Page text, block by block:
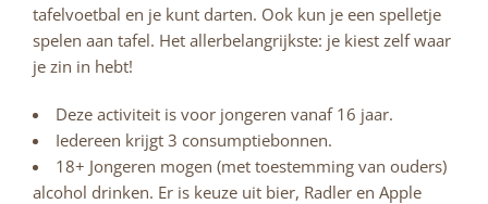
tafelvoetbal en je kunt darten. Ook kun je een spelletje
spelen aan tafel. Het allerbelangrijkste: je kiest zelf waar
je zin in hebt!
Deze activiteit is voor jongeren vanaf 16 jaar.
Iedereen krijgt 3 consumptiebonnen.
18+ Jongeren mogen (met toestemming van ouders)
alcohol drinken. Er is keuze uit bier, Radler en Apple